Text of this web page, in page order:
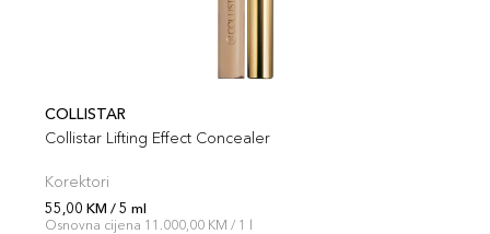
COLLISTAR
Collistar Lifting Effect Concealer
Korektori
55,00 KM / 5 ml
Osnovna cijena 11.000,00 KM / 1 l